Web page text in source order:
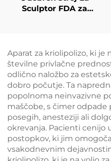
Sculptor FDA za
nm za oblikovanje
telesa in izgubo teže
Aparat za kriolipolizo, ki je
številne privlačne
odlično naložbo za
dobro počutje. Ta
popolnoma neinvazivne
maščobe, s čimer
posegih, anesteziji ali
okrevanja. Pacienti cenijo
postopkov, ki jim
vsakodnevnim